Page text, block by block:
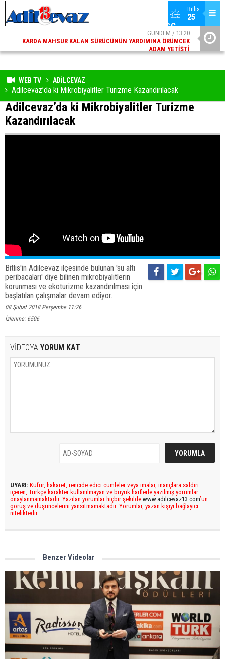
Bitlis
25
°C
GÜNDEM / 13:20
KARDA MAHSUR KALAN SÜRÜCÜNÜN YARDIMINA ÖRÜMCEK
ADAM YETIŞTI
WEB TV ADİLCEVAZ
Adilcevaz’da ki Mikrobiyalitler Turizme Kazandırılacak
Adilcevaz’da ki Mikrobiyalitler Turizme
Kazandırılacak
Bitlis'in Adilcevaz ilçesinde bulunan 'su altı
peribacaları' diye bilinen mikrobiyalitlerin
korunması ve ekoturizme kazandırılması için
başlatılan çalışmalar devam ediyor.
08 Şubat 2018 Perşembe 11:26
İzlenme: 6506
VİDEOYA YORUM KAT
UYARI: Küfür, hakaret, rencide edici cümleler veya imalar, inançlara saldırı
içeren, Türkçe karakter kullanılmayan ve büyük harflerle yazılmış yorumlar
onaylanmamaktadır. Yazılan yorumlar hiçbir şekilde www.adilcevaz13.com’un
görüş ve düşüncelerini yansıtmamaktadır. Yorumlar, yazan kişiyi bağlayıcı
niteliktedir.
Benzer Videolar